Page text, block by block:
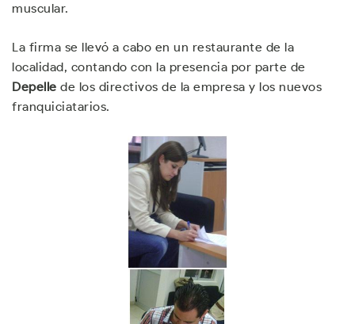
muscular.
La firma se llevó a cabo en un restaurante de la
localidad, contando con la presencia por parte de
Depelle de los directivos de la empresa y los nuevos
franquiciatarios.